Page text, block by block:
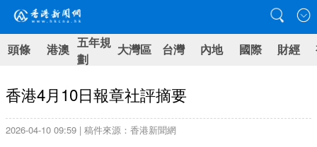
頭條 港澳 五年規
劃
大灣區 台灣 內地 國際 財經
香港4月10日報章社評摘要
2026-04-10 09:59 | 稿件來源：香港新聞網